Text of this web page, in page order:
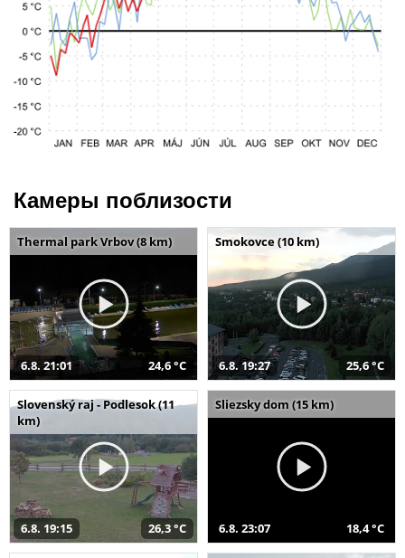
Камеры поблизости
Thermal park Vrbov (8 km)
6.8. 21:01 24,6 °C
Smokovce (10 km)
6.8. 19:27 25,6 °C
Slovenský raj - Podlesok (11
km)
6.8. 19:15 26,3 °C
Sliezsky dom (15 km)
6.8. 23:07 18,4 °C